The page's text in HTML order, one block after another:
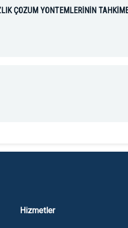
ÇÖZÜM YÖNTEMLERİNİN
Hizmetler